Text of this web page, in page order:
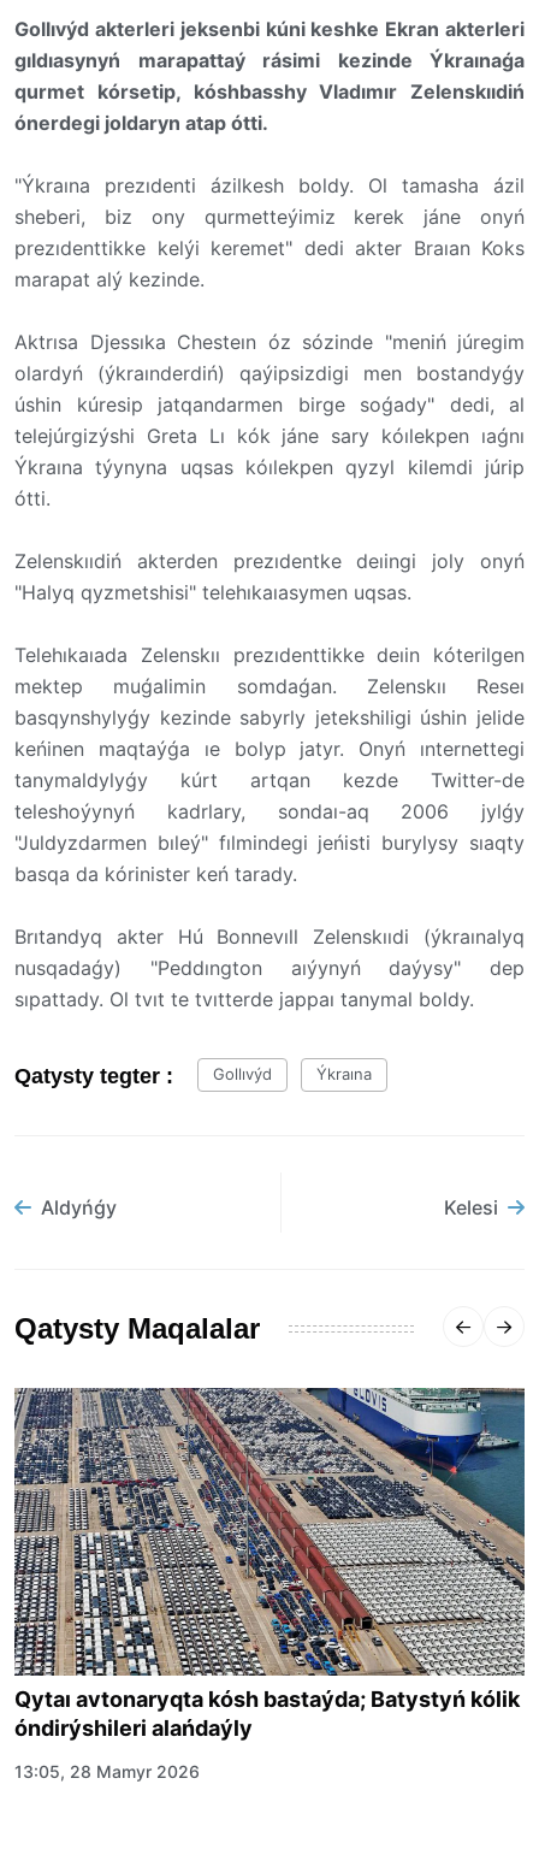
Gollıvýd akterleri jeksenbi kúni keshke Ekran akterleri
gıldıasynyń marapattaý rásimi kezinde Ýkraınaǵa
qurmet kórsetip, kóshbasshy Vladımır Zelenskııdiń
ónerdegi joldaryn atap ótti.
"Ýkraına prezıdenti ázilkesh boldy. Ol tamasha ázil
sheberi, biz ony qurmetteýimiz kerek jáne onyń
prezıdenttikke kelýi keremet" dedi akter Braıan Koks
marapat alý kezinde.
Aktrısa Djessıka Chesteın óz sózinde "meniń júregim
olardyń (ýkraınderdiń) qaýipsizdigi men bostandyǵy
úshin kúresip jatqandarmen birge soǵady" dedi, al
telejúrgizýshi Greta Lı kók jáne sary kóılekpen ıaǵnı
Ýkraına týynyna uqsas kóılekpen qyzyl kilemdi júrip
ótti.
Zelenskııdiń akterden prezıdentke deıingi joly onyń
"Halyq qyzmetshisi" telehıkaıasymen uqsas.
Telehıkaıada Zelenskıı prezıdenttikke deıin kóterilgen
mektep muǵalimin somdaǵan. Zelenskıı Reseı
basqynshylyǵy kezinde sabyrly jetekshiligi úshin jelide
keńinen maqtaýǵa ıe bolyp jatyr. Onyń ınternettegi
tanymaldylyǵy kúrt artqan kezde Twitter-de
teleshoýynyń kadrlary, sondaı-aq 2006 jylǵy
"Juldyzdarmen bıleý" fılmindegi jeńisti burylysy sıaqty
basqa da kórinister keń tarady.
Brıtandyq akter Hú Bonnevıll Zelenskııdi (ýkraınalyq
nusqadaǵy) "Peddıngton aıýynyń daýysy" dep
sıpattady. Ol tvıt te tvıtterde jappaı tanymal boldy.
Qatysty tegter : Gollıvýd Ýkraına
Aldyńǵy Kelesi
Qatysty Maqalalar
Qytaı avtonaryqta kósh bastaýda; Batystyń kólik
óndirýshileri alańdaýly
13:05, 28 Mamyr 2026